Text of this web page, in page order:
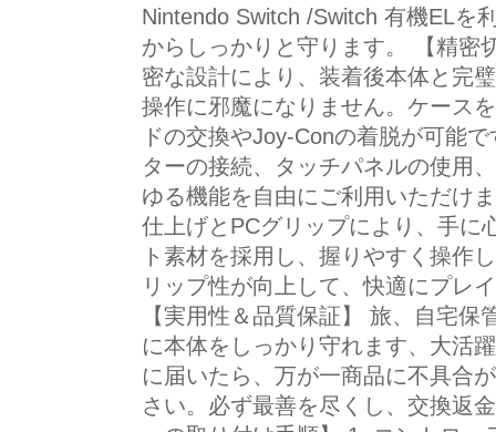
Nintendo Switch /Switch 有機ELを
からしっかりと守ります。 【精密
密な設計により、装着後本体と完
操作に邪魔になりません。ケース
ドの交換やJoy-Conの着脱が可能
ターの接続、タッチパネルの使用
ゆる機能を自由にご利用いただけ
仕上げとPCグリップにより、手に
ト素材を採用し、握りやすく操作
リップ性が向上して、快適にプレ
【実用性＆品質保証】 旅、自宅
に本体をしっかり守れます、大活
に届いたら、万が一商品に不具合
さい。必ず最善を尽くし、交換返